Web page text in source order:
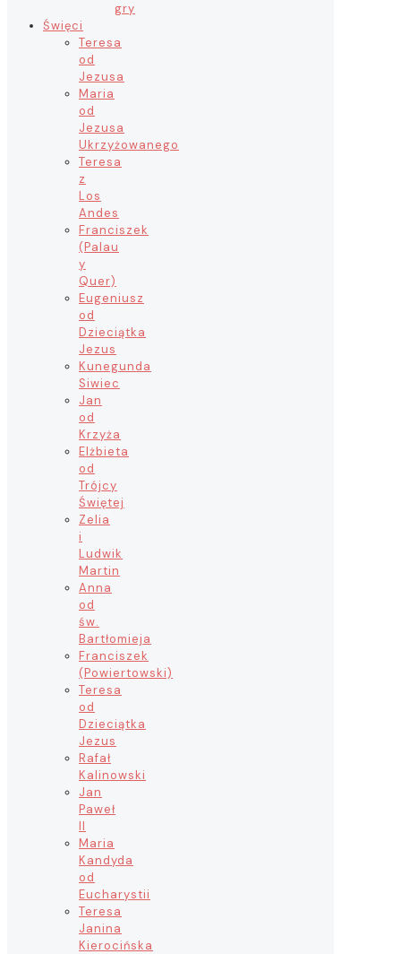
gry
Święci
Teresa
od
Jezusa
Maria
od
Jezusa
Ukrzyżowanego
Teresa
z
Los
Andes
Franciszek
(Palau
y
Quer)
Eugeniusz
od
Dzieciątka
Jezus
Kunegunda
Siwiec
Jan
od
Krzyża
Elżbieta
od
Trójcy
Świętej
Zelia
i
Ludwik
Martin
Anna
od
św.
Bartłomieja
Franciszek
(Powiertowski)
Teresa
od
Dzieciątka
Jezus
Rafał
Kalinowski
Jan
Paweł
II
Maria
Kandyda
od
Eucharystii
Teresa
Janina
Kierocińska